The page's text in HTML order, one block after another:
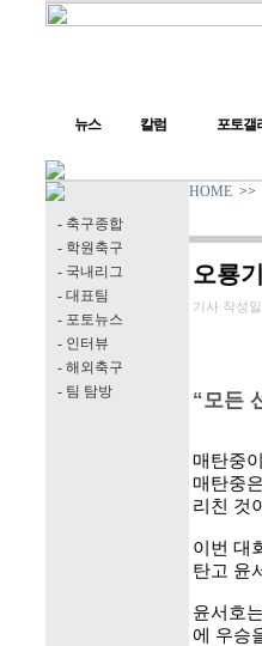
뉴스 칼럼 포토갤
- 축구종합
- 학원축구
- 국내리그
- 대표팀
- 포토뉴스
- 인터뷰
- 해외축구
- 팀 탐방
HOME >>
오룡
기사 작성
“모든
매탄중
매탄중
리친 것
이번 대
탄고 윤
윤서호
에 우승